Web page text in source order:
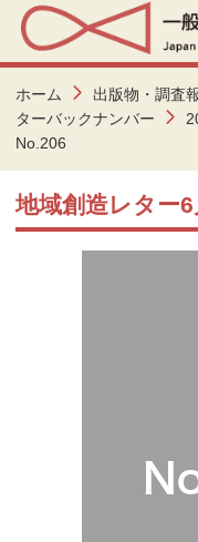
ホーム 出版物・調査
ターバックナンバー
No.206
地域創造レター